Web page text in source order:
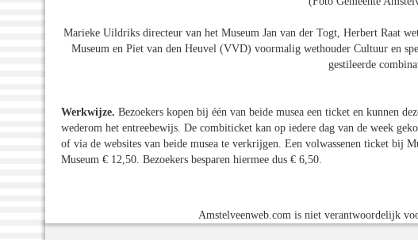
Marieke Uildriks directeur van het Museum Jan van der Togt, Herbert Raat
Museum en Piet van den Heuvel (VVD) voormalig wethouder Cultuur en
gestileerde
Werkwijze. Bezoekers kopen bij één van beide musea een ticket en kunnen
wederom het entreebewijs. De combiticket kan op iedere dag van de week
of via de websites van beide musea te verkrijgen. Een volwassenen ticket bij
Museum € 12,50. Bezoekers besparen hiermee dus € 6,50.
Amstelveenweb.com is niet verantwoordelijk